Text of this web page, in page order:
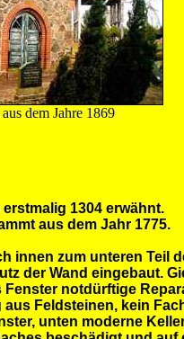
dem Jahre 1869
1304 erwähnt.
aus dem Jahr 1775.
innen zum unteren Teil
der Wand eingebaut.
notdürftige
Feldsteinen, kein
unten moderne